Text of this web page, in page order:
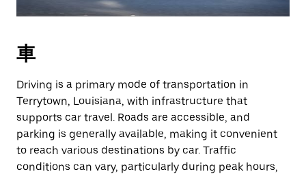
車
Driving is a primary mode of transportation in
Terrytown, Louisiana, with infrastructure that
supports car travel. Roads are accessible, and
parking is generally available, making it convenient
to reach various destinations by car. Traffic
conditions can vary, particularly during peak hours,